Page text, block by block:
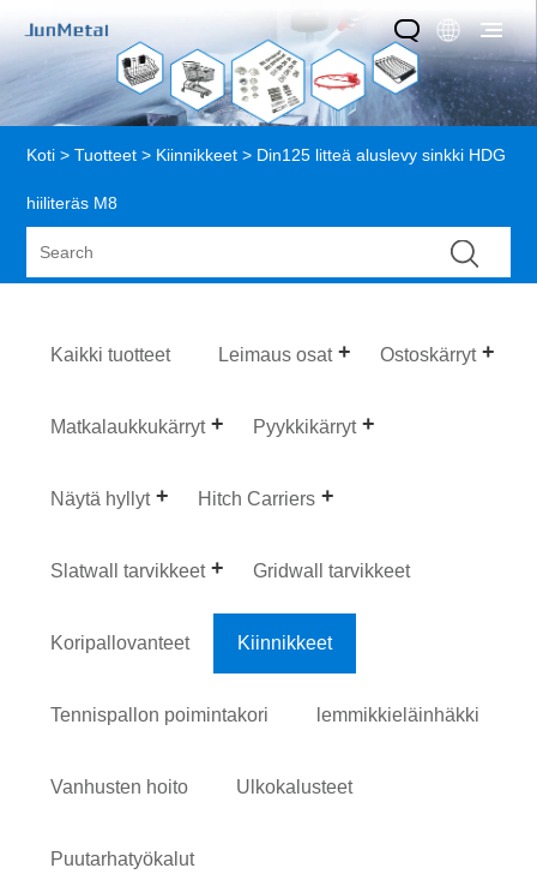
Koti > Tuotteet > Kiinnikkeet > Din125 litteä aluslevy sinkki HDG
hiiliteräs M8
Kaikki tuotteet Leimaus osat Ostoskärryt
Matkalaukkukärryt Pyykkikärryt
Näytä hyllyt Hitch Carriers
Slatwall tarvikkeet Gridwall tarvikkeet
Koripallovanteet Kiinnikkeet
Tennispallon poimintakori lemmikkieläinhäkki
Vanhusten hoito Ulkokalusteet
Puutarhatyökalut